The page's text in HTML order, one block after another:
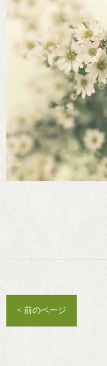
< 前のページ